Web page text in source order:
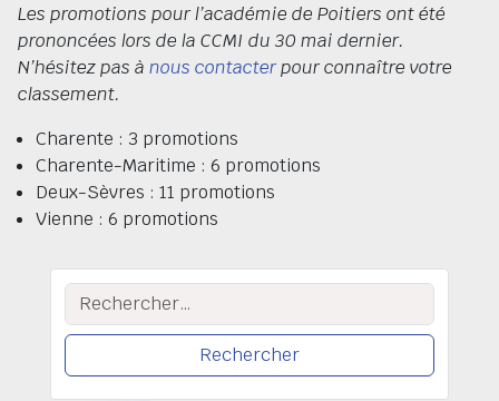
Les promotions pour l’académie de Poitiers ont été
prononcées lors de la CCMI du 30 mai dernier.
N’hésitez pas à nous contacterpour connaître votre
classement.
Charente : 3 promotions
Charente-Maritime : 6 promotions
Deux-Sèvres : 11 promotions
Vienne : 6 promotions
Rechercher :